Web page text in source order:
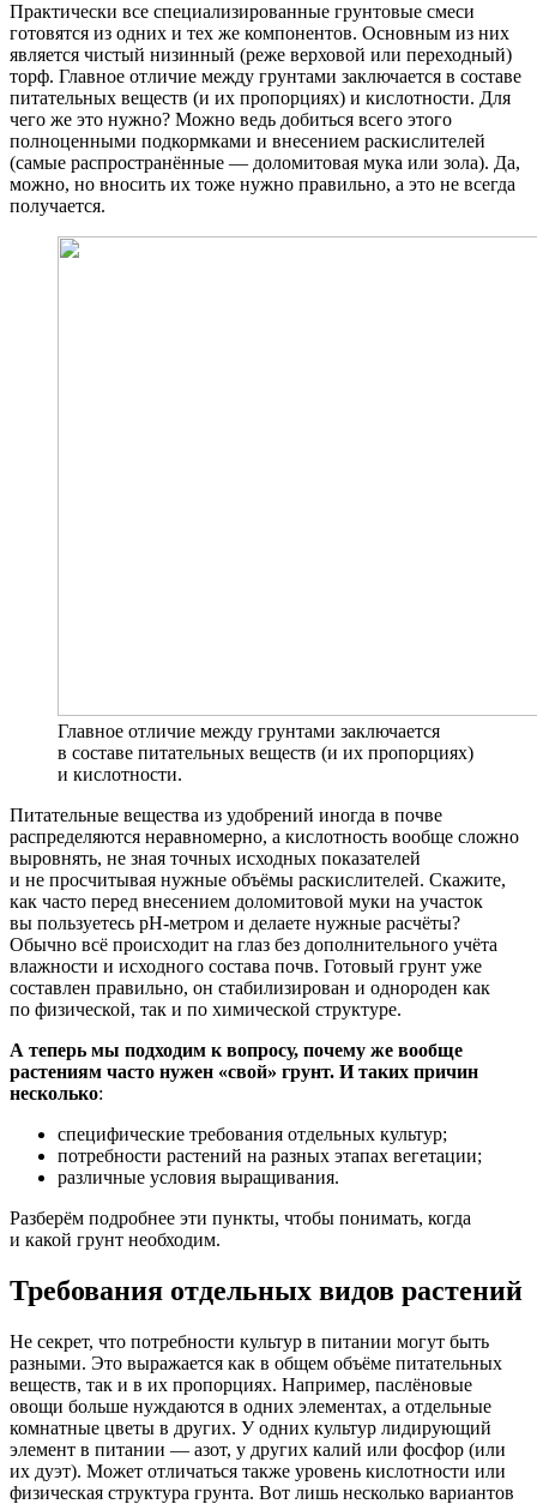
Практически все специализированные грунтовые смеси
готовятся из одних и тех же компонентов. Основным из них
является чистый низинный (реже верховой или переходный)
торф. Главное отличие между грунтами заключается в составе
питательных веществ (и их пропорциях) и кислотности. Для
чего же это нужно? Можно ведь добиться всего этого
полноценными подкормками и внесением раскислителей
(самые распространённые — доломитовая мука или зола). Да,
можно, но вносить их тоже нужно правильно, а это не всегда
получается.
Главное отличие между грунтами заключается
в составе питательных веществ (и их пропорциях)
и кислотности.
Питательные вещества из удобрений иногда в почве
распределяются неравномерно, а кислотность вообще сложно
выровнять, не зная точных исходных показателей
и не просчитывая нужные объёмы раскислителей. Скажите,
как часто перед внесением доломитовой муки на участок
вы пользуетесь pH-метром и делаете нужные расчёты?
Обычно всё происходит на глаз без дополнительного учёта
влажности и исходного состава почв. Готовый грунт уже
составлен правильно, он стабилизирован и однороден как
по физической, так и по химической структуре.
А теперь мы подходим к вопросу, почему же вообще
растениям часто нужен «свой» грунт. И таких причин
несколько:
специфические требования отдельных культур;
потребности растений на разных этапах вегетации;
различные условия выращивания.
Разберём подробнее эти пункты, чтобы понимать, когда
и какой грунт необходим.
Требования отдельных видов растений
Не секрет, что потребности культур в питании могут быть
разными. Это выражается как в общем объёме питательных
веществ, так и в их пропорциях. Например, паслёновые
овощи больше нуждаются в одних элементах, а отдельные
комнатные цветы в других. У одних культур лидирующий
элемент в питании — азот, у других калий или фосфор (или
их дуэт). Может отличаться также уровень кислотности или
физическая структура грунта. Вот лишь несколько вариантов